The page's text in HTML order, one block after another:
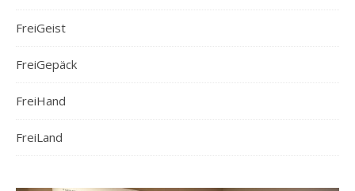
FreiGeist
FreiGepäck
FreiHand
FreiLand